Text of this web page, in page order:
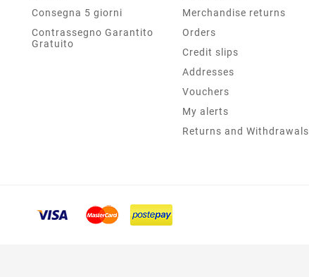
Consegna 5 giorni
Contrassegno Garantito
Gratuito
Merchandise returns
Orders
Credit slips
Addresses
Vouchers
My alerts
Returns and Withdrawals